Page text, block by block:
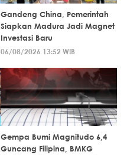
Gandeng China, Pemerintah
Siapkan Madura Jadi Magnet
Investasi Baru
06/08/2026 13:52 WIB
Gempa Bumi Magnitudo 6,4
Guncang Filipina, BMKG